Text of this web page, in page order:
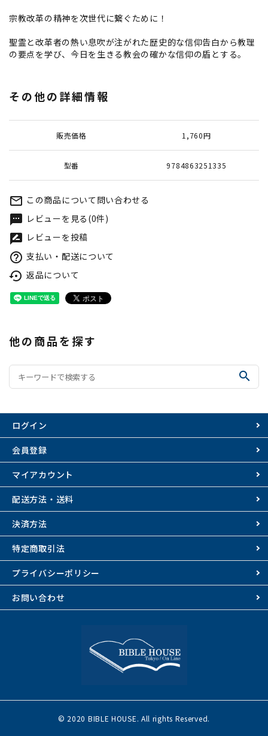
宗教改革の精神を次世代に繋ぐために！
聖霊と改革者の熱い息吹が注がれた歴史的な信仰告白から教理
の要点を学び、今日を生きる教会の確かな信仰の盾とする。
その他の詳細情報
販売価格 1,760円
型番 9784863251335
mail_outline この商品について問い合わせる
textsms レビューを見る(0件)
rate_review レビューを投稿
help_outline 支払い・配送について
settings_backup_restore 返品について
他の商品を探す
search
ログイン
会員登録
マイアカウント
配送方法・送料
決済方法
特定商取引法
プライバシーポリシー
お問い合わせ
© 2020 BIBLE HOUSE. All rights Reserved.